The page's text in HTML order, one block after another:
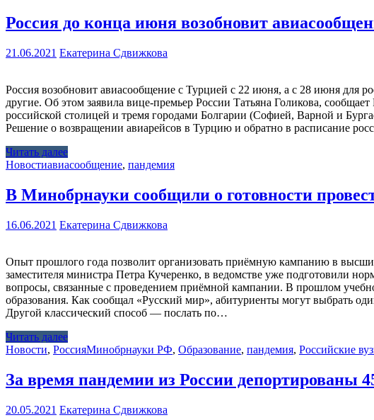
Россия до конца июня возобновит
21.06.2021 Екатерина Сдвижкова
Россия возобновит авиасообщение с Турцией с 22 июня, а с 28 июня
другие. Об этом заявила вице-премьер России Татьяна Голикова,
российской столицей и тремя городами Болгарии (Софией, Варной и
Решение о возвращении авиарейсов в Турцию и обратно в расписание
Читать далее
Новостиавиасообщение, пандемия
В Минобрнауки сообщили о готовности
16.06.2021 Екатерина Сдвижкова
Опыт прошлого года позволит организовать приёмную кампанию в
заместителя министра Петра Кучеренко, в ведомстве уже подготовили
вопросы, связанные с проведением приёмной кампании. В прошлом
образования. Как сообщал «Русский мир», абитуриенты могут выбрать
Другой классический способ — послать по…
Читать далее
Новости, РоссияМинобрнауки РФ, Образование, пандемия, Российские
За время пандемии из России депортированы
20.05.2021 Екатерина Сдвижкова